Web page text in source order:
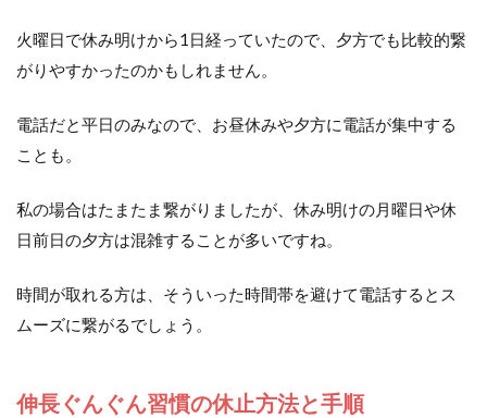
火曜日で休み明けから1日経っていたので、夕方でも比較的繋
がりやすかったのかもしれません。
電話だと平日のみなので、お昼休みや夕方に電話が集中する
ことも。
私の場合はたまたま繋がりましたが、休み明けの月曜日や休
日前日の夕方は混雑することが多いですね。
時間が取れる方は、そういった時間帯を避けて電話するとス
ムーズに繋がるでしょう。
伸長ぐんぐん習慣の休止方法と手順